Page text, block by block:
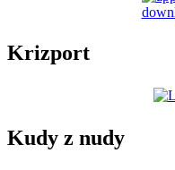
Krizport
Kudy z nudy